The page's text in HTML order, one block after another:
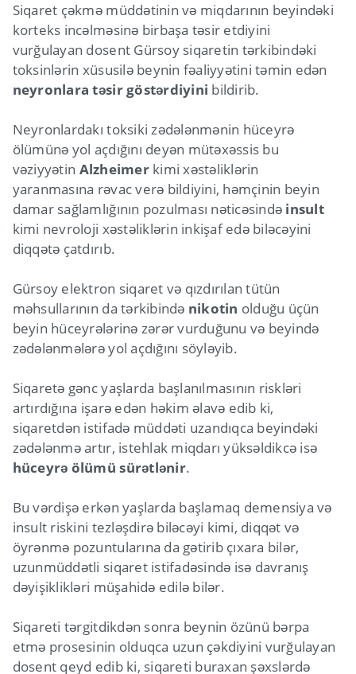
Siqaret çəkmə müddətinin və miqdarının beyindəki
korteks incəlməsinə birbaşa təsir etdiyini
vurğulayan dosent Gürsoy siqaretin tərkibindəki
toksinlərin xüsusilə beynin fəaliyyətini təmin edən
neyronlara təsir göstərdiyini bildirib.
Neyronlardakı toksiki zədələnmənin hüceyrə
ölümünə yol açdığını deyən mütəxəssis bu
vəziyyətin Alzheimerkimi xəstəliklərin
yaranmasına rəvac verə bildiyini, həmçinin beyin
damar sağlamlığının pozulması nəticəsində insult
kimi nevroloji xəstəliklərin inkişaf edə biləcəyini
diqqətə çatdırıb.
Gürsoy elektron siqaret və qızdırılan tütün
məhsullarının da tərkibində nikotin olduğu üçün
beyin hüceyrələrinə zərər vurduğunu və beyində
zədələnmələrə yol açdığını söyləyib.
Siqaretə gənc yaşlarda başlanılmasının riskləri
artırdığına işarə edən həkim əlavə edib ki,
siqaretdən istifadə müddəti uzandıqca beyindəki
zədələnmə artır, istehlak miqdarı yüksəldikcə isə
hüceyrə ölümü sürətlənir.
Bu vərdişə erkən yaşlarda başlamaq demensiya və
insult riskini tezləşdirə biləcəyi kimi, diqqət və
öyrənmə pozuntularına da gətirib çıxara bilər,
uzunmüddətli siqaret istifadəsində isə davranış
dəyişiklikləri müşahidə edilə bilər.
Siqareti tərgitdikdən sonra beynin özünü bərpa
etmə prosesinin olduqca uzun çəkdiyini vurğulayan
dosent qeyd edib ki, siqareti buraxan şəxslərdə